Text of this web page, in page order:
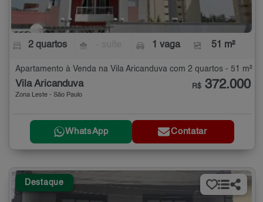
2 quartos 1 vaga 51 m²
Apartamento à Venda na Vila Aricanduva com 2 quartos - 51 m²
Vila Aricanduva
Zona Leste - São Paulo
R$ 372.000
WhatsApp Contatar
Destaque